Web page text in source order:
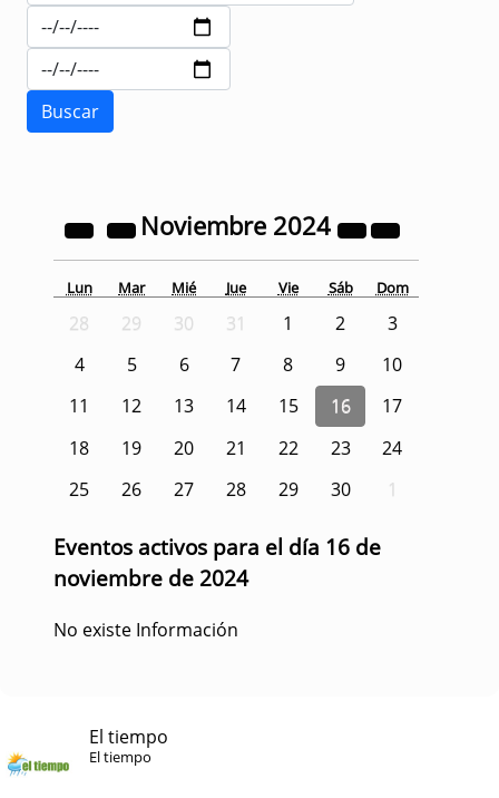
Noviembre 2024
Lun Mar Mié Jue Vie Sáb Dom
28 29 30 31 1 2
3
4
5 6 7 8 9
10
11
12 13 14 15 16
17
18
19 20 21 22 23
24
25
26 27 28 29 30 1
Eventos activos para el día 16 de
noviembre de 2024
No existe Información
El tiempo
El tiempo